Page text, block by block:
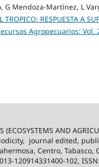
G Mendoza-Martínez, L
TROPICO: RESPUESTA A
Agropecuarios: Vol.
(ECOSYSTEMS AND
journal edited,
Centro, Tabasco,
120914331400-102,